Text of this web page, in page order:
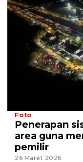
Foto
Penerapan
area guna
pemilir
26 Maret 2026